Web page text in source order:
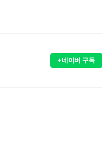
+네이버 구독